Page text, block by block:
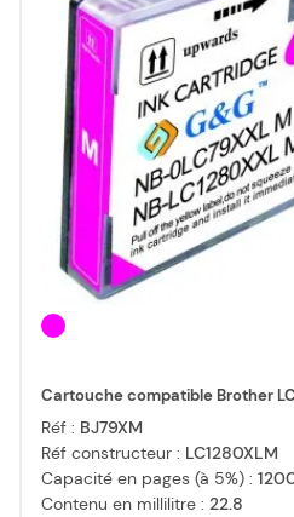
Cartouche compatible Brother
Réf : BJ79XM
Réf constructeur : LC1280XLM
Capacité en pages (à 5%) :
Contenu en millilitre : 22.8